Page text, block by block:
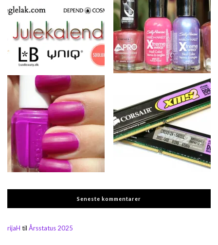
Seneste kommentarer
rijaH til Årsstatus 2025